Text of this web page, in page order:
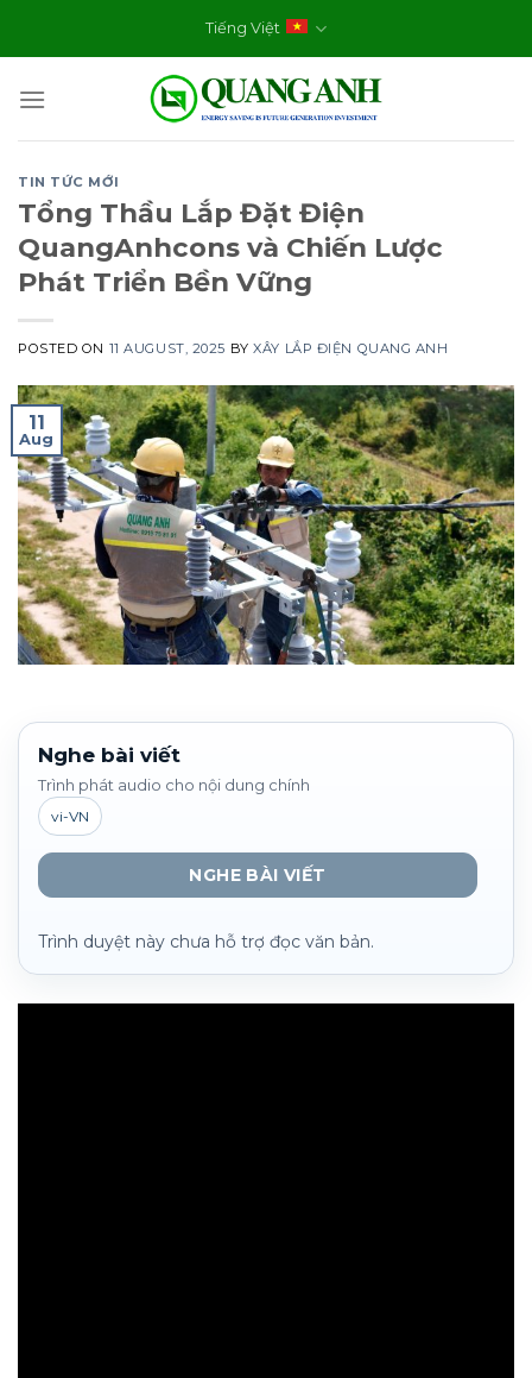
Tiếng Việt
TIN TỨC MỚI
Tổng Thầu Lắp Đặt Điện
QuangAnhcons và Chiến Lược
Phát Triển Bền Vững
POSTED ON 11 AUGUST, 2025 BYXÂY LẮP ĐIỆN QUANG ANH
11
Aug
Nghe bài viết
Trình phát audio cho nội dung chính
vi-VN
NGHE BÀI VIẾT
Trình duyệt này chưa hỗ trợ đọc văn bản.